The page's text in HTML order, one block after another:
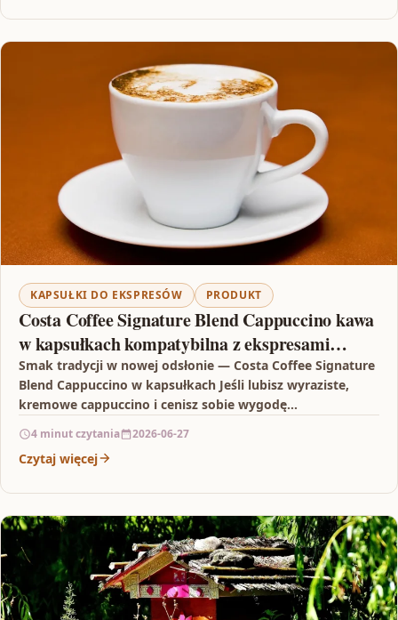
KAPSUŁKI DO EKSPRESÓW PRODUKT
Costa Coffee Signature Blend Cappuccino kawa
w kapsułkach kompatybilna z ekspresami
Nescafè Dolce Gusto – 16 szt.
Smak tradycji w nowej odsłonie — Costa Coffee Signature
Blend Cappuccino w kapsułkach Jeśli lubisz wyraziste,
kremowe cappuccino i cenisz sobie wygodę
4 minut czytania 2026-06-27
Czytaj więcej